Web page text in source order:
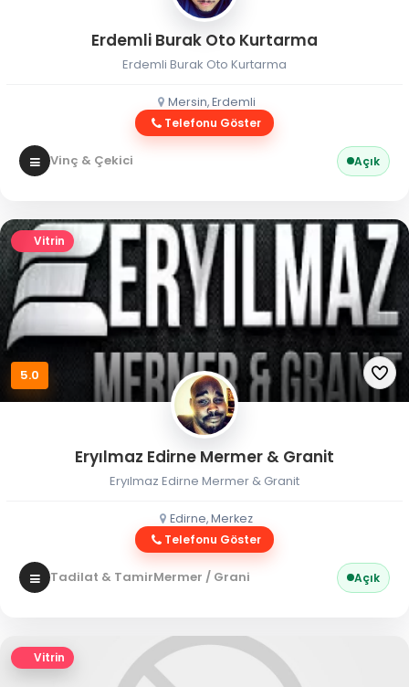
Erdemli Burak Oto Kurtarma
Erdemli Burak Oto Kurtarma
Mersin, Erdemli
Telefonu Göster
Vinç & Çekici Açık
Vitrin
5.0
Eryılmaz Edirne Mermer & Granit
Eryılmaz Edirne Mermer & Granit
Edirne, Merkez
Telefonu Göster
Tadilat & TamirMermer / Granit Açık
Vitrin